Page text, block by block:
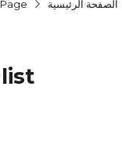
الصفحة الرئيسية